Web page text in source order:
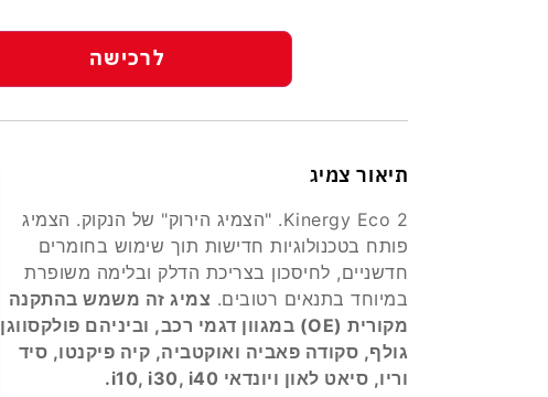
לרכישה
תיאור צמיג
Kinergy Eco 2. "הצמיג הירוק" של הנקוק. הצמיג
פותח בטכנולוגיות חדישות תוך שימוש בחומרים
חדשניים, לחיסכון בצריכת הדלק ובלימה משופרת
במיוחד בתנאים רטובים. צמיג זה משמש בהתקנה
מקורית (OE) במגוון דגמי רכב, וביניהם פולקסווגן
גולף, סקודה פאביה ואוקטביה, קיה פיקנטו, סיד
וריו, סיאט לאון ויונדאי i10, i30, i40.